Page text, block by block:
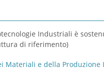
Industriali è
di riferimento)
Materiali e della